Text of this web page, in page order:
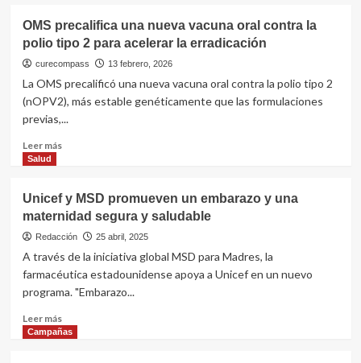
sin
recibir
ninguna
dosis
Federal
de
Salud:
Lugones
acelera
la
campaña
suma
a
UNICEF
sistema
OMS precalifica una nueva vacuna oral contra la
polio tipo 2 para acelerar la erradicación
curecompass 13 febrero, 2026
La OMS precalificó una nueva vacuna oral contra la polio tipo 2
(nOPV2), más estable genéticamente que las formulaciones
previas,...
Leer másLeer
precalifica
una
nueva
vacuna
contra
la
tipo
2
Salud
Unicef y MSD promueven un embarazo y una
maternidad segura y saludable
Redacción 25 abril, 2025
A través de la iniciativa global MSD para Madres, la
farmacéutica estadounidense apoya a Unicef en un nuevo
programa. "Embarazo...
Leer másLeer
más
Campañas